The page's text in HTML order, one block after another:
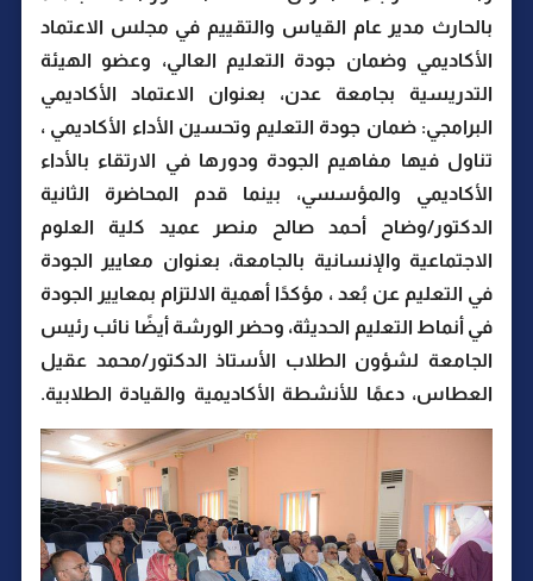
بالحارث مدير عام القياس والتقييم في مجلس الاعتماد
الأكاديمي وضمان جودة التعليم العالي، وعضو الهيئة
التدريسية بجامعة عدن، بعنوان الاعتماد الأكاديمي
البرامجي: ضمان جودة التعليم وتحسين الأداء الأكاديمي ،
تناول فيها مفاهيم الجودة ودورها في الارتقاء بالأداء
الأكاديمي والمؤسسي، بينما قدم المحاضرة الثانية
الدكتور/وضاح أحمد صالح منصر عميد كلية العلوم
الاجتماعية والإنسانية بالجامعة، بعنوان معايير الجودة
في التعليم عن بُعد ، مؤكدًا أهمية الالتزام بمعايير الجودة
في أنماط التعليم الحديثة، وحضر الورشة أيضًا نائب رئيس
الجامعة لشؤون الطلاب الأستاذ الدكتور/محمد عقيل
العطاس، دعمًا للأنشطة الأكاديمية والقيادة الطلابية.